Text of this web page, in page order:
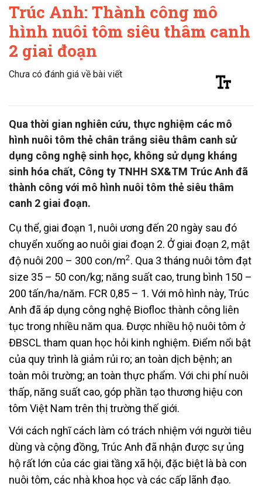
Trúc Anh: Thành công mô
hình nuôi tôm siêu thâm canh
2 giai đoạn
Chưa có đánh giá về bài viết
Qua thời gian nghiên cứu, thực nghiệm các mô
hình nuôi tôm thẻ chân trắng siêu thâm canh sử
dụng công nghệ sinh học, không sử dụng kháng
sinh hóa chất, Công ty TNHH SX&TM Trúc Anh đã
thành công với mô hình nuôi tôm thẻ siêu thâm
canh 2 giai đoạn.
Cụ thể, giai đoạn 1, nuôi ương đến 20 ngày sau đó
chuyển xuống ao nuôi giai đoạn 2. Ở giai đoạn 2, mật
độ nuôi 200 – 300 con/m2. Qua 3 tháng nuôi tôm đạt
size 35 – 50 con/kg; năng suất cao, trung bình 150 –
200 tấn/ha/năm. FCR 0,85 – 1. Với mô hình này, Trúc
Anh đã áp dụng công nghệ Biofloc thành công liên
tục trong nhiều năm qua. Được nhiều hộ nuôi tôm ở
ĐBSCL tham quan học hỏi kinh nghiệm. Điểm nổi bật
của quy trình là giảm rủi ro; an toàn dịch bệnh; an
toàn môi trường; an toàn thực phẩm. Với chi phí nuôi
thấp, năng suất cao, góp phần tạo thương hiệu con
tôm Việt Nam trên thị trường thế giới.
Với cách nghĩ cách làm có trách nhiệm với người tiêu
dùng và cộng đồng, Trúc Anh đã nhận được sự ủng
hộ rất lớn của các giai tầng xã hội, đặc biệt là bà con
nuôi tôm, các nhà khoa học và các cấp lãnh đạo.